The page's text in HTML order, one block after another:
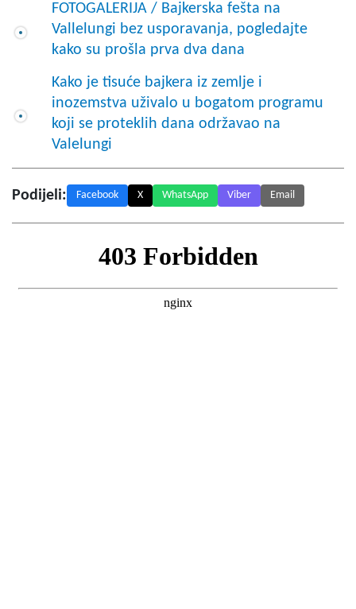
FOTOGALERIJA / Bajkerska fešta na
Vallelungi bez usporavanja, pogledajte
kako su prošla prva dva dana
Kako je tisuće bajkera iz zemlje i
inozemstva uživalo u bogatom programu
koji se proteklih dana održavao na
Valelungi
Podijeli: Facebook X WhatsApp Viber Email